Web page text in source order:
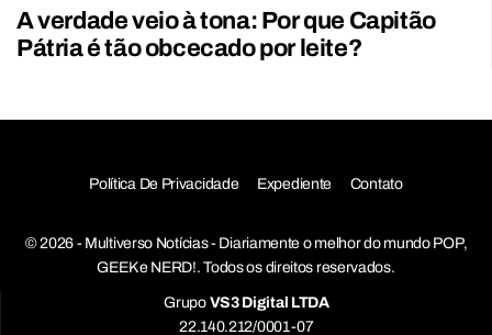
A verdade veio à tona: Por que Capitão
Pátria é tão obcecado por leite?
Política De Privacidade Expediente Contato
© 2026 - Multiverso Notícias - Diariamente o melhor do mundo POP,
GEEK e NERD!. Todos os direitos reservados.
Grupo VS3 Digital LTDA
22.140.212/0001-07